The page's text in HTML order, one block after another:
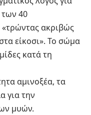
των 40
ακριβώς
είκοσι». Το σώμα
κατά τη
αμινοξέα, τα
για την
μυών.